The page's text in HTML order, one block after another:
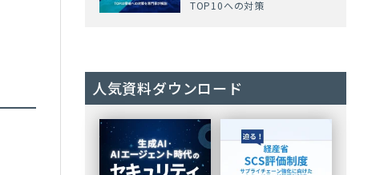
TOP10への対策
人気資料ダウンロード